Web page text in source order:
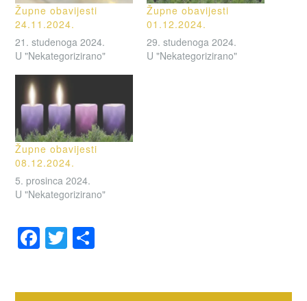
Župne obavijesti
24.11.2024.
21. studenoga 2024.
U "Nekategorizirano"
Župne obavijesti
01.12.2024.
29. studenoga 2024.
U "Nekategorizirano"
Župne obavijesti
08.12.2024.
5. prosinca 2024.
U "Nekategorizirano"
F
a
T
wi